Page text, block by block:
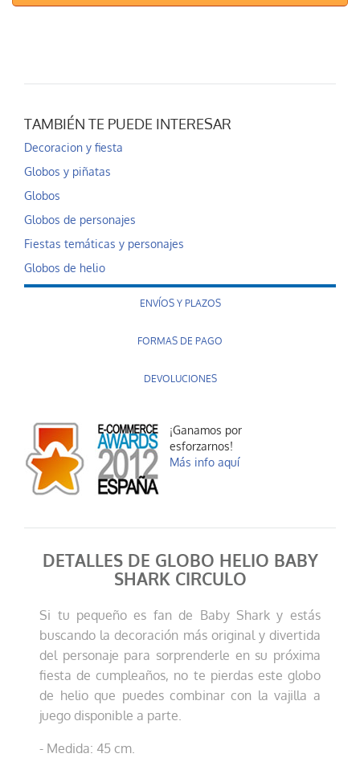
TAMBIÉN TE PUEDE INTERESAR
Decoracion y fiesta
Globos y piñatas
Globos
Globos de personajes
Fiestas temáticas y personajes
Globos de helio
ENVÍOS Y PLAZOS
FORMAS DE PAGO
DEVOLUCIONES
¡Ganamos por
esforzarnos!
Más info aquí
DETALLES DE GLOBO HELIO BABY
SHARK CIRCULO
Si tu pequeño es fan de Baby Shark y estás
buscando la decoración más original y divertida
del personaje para sorprenderle en su próxima
fiesta de cumpleaños, no te pierdas este globo
de helio que puedes combinar con la vajilla a
juego disponible a parte.
- Medida: 45 cm.